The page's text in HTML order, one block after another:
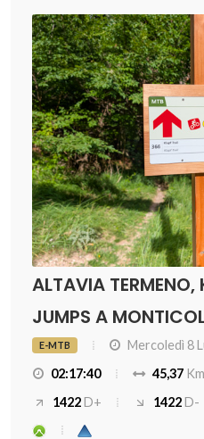
ALTAVIA TERMENO,
JUMPS A
E-MTB
Mercoledì 8
02:17:40
45,37 Km
1422D+ 1422D-